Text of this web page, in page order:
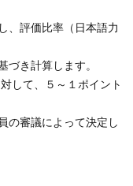
、評価比率（日本語力
づき計算します。
して、５～１ポイント
の審議によって決定し